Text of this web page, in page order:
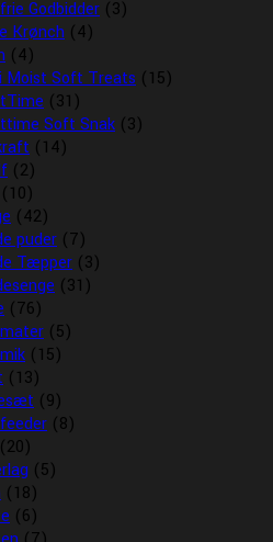
Godbidder (3)
Krønch (4)
(4)
Moist Soft Treats (15)
(31)
Soft Snak (3)
(14)
(2)
(10)
(42)
puder (7)
Tæpper (3)
(31)
(76)
(5)
(15)
(13)
(9)
(8)
(20)
(5)
(18)
(6)